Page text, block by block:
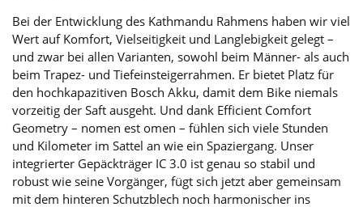
Bei der Entwicklung des Kathmandu Rahmens haben wir viel
Wert auf Komfort, Vielseitigkeit und Langlebigkeit gelegt –
und zwar bei allen Varianten, sowohl beim Männer- als auch
beim Trapez- und Tiefeinsteigerrahmen. Er bietet Platz für
den hochkapazitiven Bosch Akku, damit dem Bike niemals
vorzeitig der Saft ausgeht. Und dank Efficient Comfort
Geometry – nomen est omen – fühlen sich viele Stunden
und Kilometer im Sattel an wie ein Spaziergang. Unser
integrierter Gepäckträger IC 3.0 ist genau so stabil und
robust wie seine Vorgänger, fügt sich jetzt aber gemeinsam
mit dem hinteren Schutzblech noch harmonischer ins